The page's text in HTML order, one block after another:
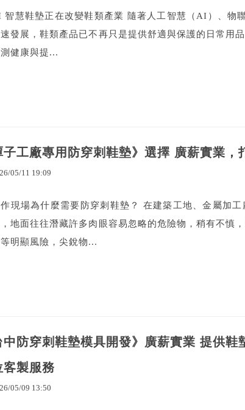
智慧鞋墊正在改變鞋類產業 隨著人工智慧（AI）、物
發展，鞋類產品已不再只是提供舒適與保護的日常用
健康與提...
子工廠專用防穿刺鞋墊》選擇 廣薪實業
/05/11 19:09
現場為什麼需要防穿刺鞋墊？ 在建築工地、金屬加
地面往往潛藏許多肉眼容易忽略的危險物，稍有不慎
明顯風險，尖銳物...
中防穿刺鞋墊模具開發》廣薪實業 提供
客製服務
/05/09 13:50